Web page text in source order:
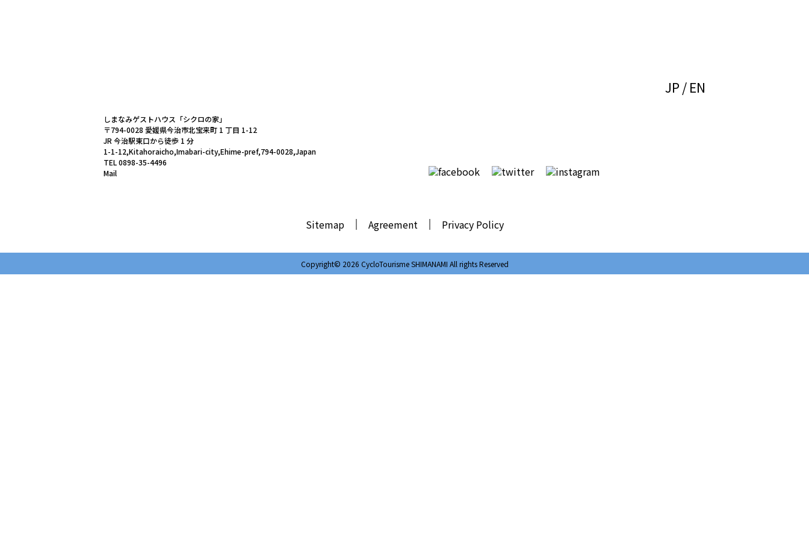
JP EN
しまなみゲストハウス「シクロの家」
〒794-0028 愛媛県今治市北宝来町 1 丁目 1-12
JR 今治駅東口から徒歩 1 分
1-1-12,Kitahoraicho,Imabari-city,Ehime-pref,794-0028,Japan
TEL 0898-35-4496
Mail
Sitemap Agreement Privacy Policy
Copyright© 2026 CycloTourisme SHIMANAMI All rights Reserved